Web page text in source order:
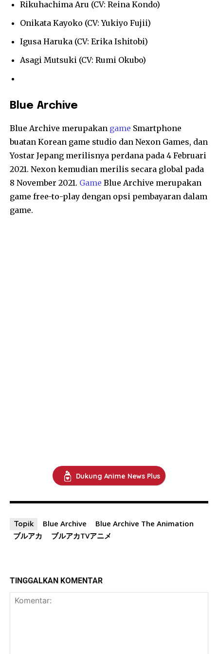
Rikuhachima Aru (CV: Reina Kondo)
Onikata Kayoko (CV: Yukiyo Fujii)
Igusa Haruka (CV: Erika Ishitobi)
Asagi Mutsuki (CV: Rumi Okubo)
Blue Archive
Blue Archive merupakan game Smartphone
buatan Korean game studio dan Nexon Games, dan
Yostar Jepang merilisnya perdana pada 4 Februari
2021. Nexon kemudian merilis secara global pada
8 November 2021. Game Blue Archive merupakan
game free-to-play dengan opsi pembayaran dalam
game.
Dukung Anime News Plus
Topik Blue Archive
Blue Archive The Animation
ブルアカ
ブルアカTVアニメ
TINGGALKAN KOMENTAR